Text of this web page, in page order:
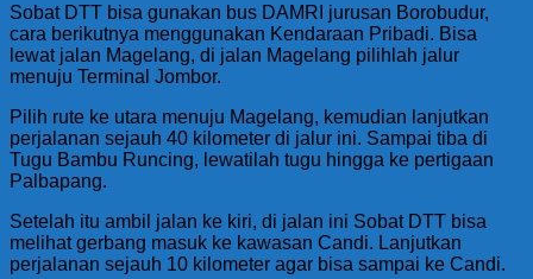
Sobat DTT bisa gunakan bus DAMRI jurusan Borobudur,
cara berikutnya menggunakan Kendaraan Pribadi. Bisa
lewat jalan Magelang, di jalan Magelang pilihlah jalur
menuju Terminal Jombor.
Pilih rute ke utara menuju Magelang, kemudian lanjutkan
perjalanan sejauh 40 kilometer di jalur ini. Sampai tiba di
Tugu Bambu Runcing, lewatilah tugu hingga ke pertigaan
Palbapang.
Setelah itu ambil jalan ke kiri, di jalan ini Sobat DTT bisa
melihat gerbang masuk ke kawasan Candi. Lanjutkan
perjalanan sejauh 10 kilometer agar bisa sampai ke Candi.